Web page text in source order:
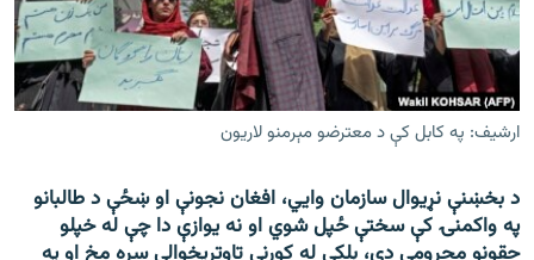
اړیکه
دري پاڼه
Azadi English
راسره ملګري شئ
ارشیف: په کابل کې د معترضو مېرمنو لاریون
د بخښنې نړیوال سازمان وايي، افغان نجونې او ښځې د طالبانو
په واکمنۍ کې سختې ځپل شوي او نه یوازې دا چې له خپلو